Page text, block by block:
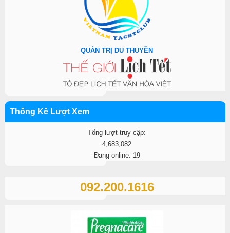
QUẢN TRỊ DU THUYỀN
Thống Kê Lượt Xem
Tổng lượt truy cập:
4,683,082
Đang online: 19
092.200.1616